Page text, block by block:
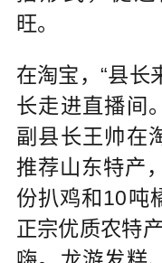
旺。
在淘宝，“县长
长走进直播间
副县长王帅在
推荐山东特产
份扒鸡和10吨
正宗优质农特